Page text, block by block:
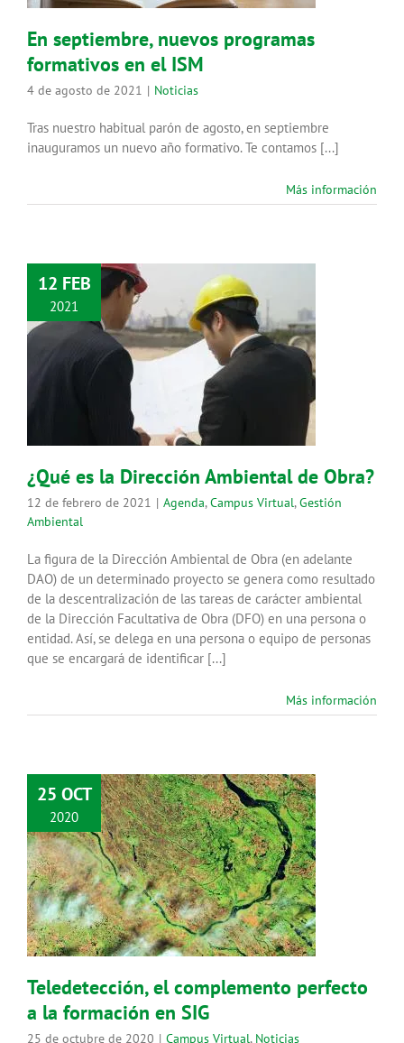
En septiembre, nuevos programas
formativos en el ISM
4 de agosto de 2021 | Noticias
Tras nuestro habitual parón de agosto, en septiembre
inauguramos un nuevo año formativo. Te contamos [...]
Más información
12 FEB
2021
¿Qué es la Dirección Ambiental de
Campus Virtual Gestión Ambiental
¿Qué es la Dirección Ambiental de Obra?
12 de febrero de 2021 | Agenda,Campus Virtual,Gestión
Ambiental
La figura de la Dirección Ambiental de Obra (en adelante
DAO) de un determinado proyecto se genera como resultado
de la descentralización de las tareas de carácter ambiental
de la Dirección Facultativa de Obra (DFO) en una persona o
entidad. Así, se delega en una persona o equipo de personas
que se encargará de identificar [...]
Más información
25 OCT
2020
Teledetección, el complemento
perfecto a la formación en SIG
Campus Virtual Noticias
Teledetección, el complemento perfecto
a la formación en SIG
25 de octubre de 2020 | Campus Virtual, Noticias